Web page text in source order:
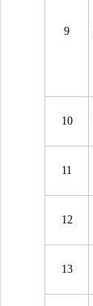
9
10
11
12
13